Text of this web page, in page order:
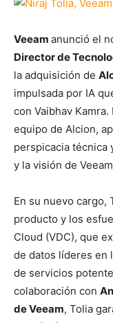
Veeam anunció el
Director de
la adquisición de
impulsada por IA
con Vaibhav
equipo de Alcion,
perspicacia técnica
y la visión de
En su nuevo cargo,
producto y los
Cloud (VDC), que
de datos líderes en
de servicios
colaboración con
de Veeam, Tolia